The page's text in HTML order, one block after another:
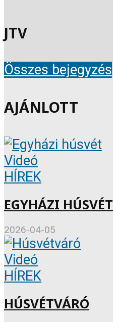
JTV
Összes bejegyzés
AJÁNLOTT
Videó
HÍREK
EGYHÁZI HÚSVÉT
2026-04-05
Videó
HÍREK
HÚSVÉTVÁRÓ